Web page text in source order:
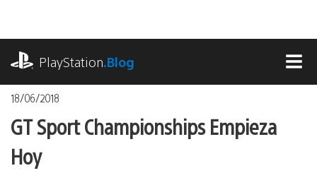
contenido
PlayStation.Blog
18/06/2018
GT Sport Championships Empieza
Hoy